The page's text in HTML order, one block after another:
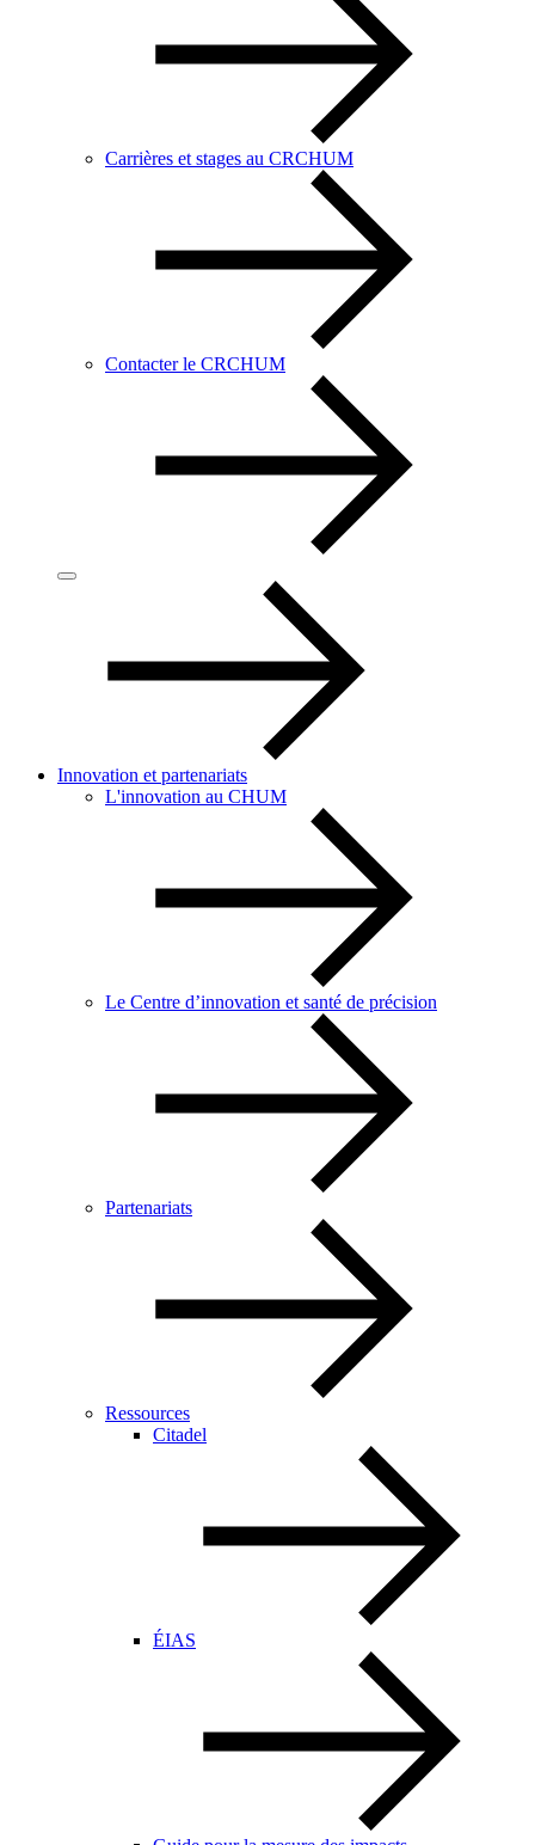
Carrières et stages au CRCHUM
Contacter le CRCHUM
Innovation et partenariats
L'innovation au CHUM
Le Centre d’innovation et santé de précision
Partenariats
Ressources
Citadel
ÉIAS